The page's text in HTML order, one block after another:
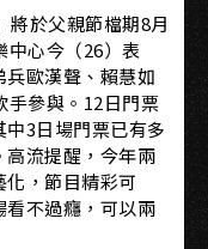
將於父親節檔期8月
中心今（26）表
歐漢聲、賴慧如
手參與。12日門票
3日場門票已有多
流提醒，今年兩
，節目精彩可
不過癮，可以兩